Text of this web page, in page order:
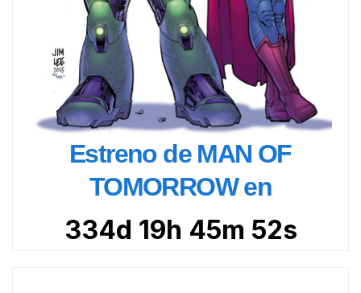
Estreno de MAN OF
TOMORROW en
334d 19h 45m 51s